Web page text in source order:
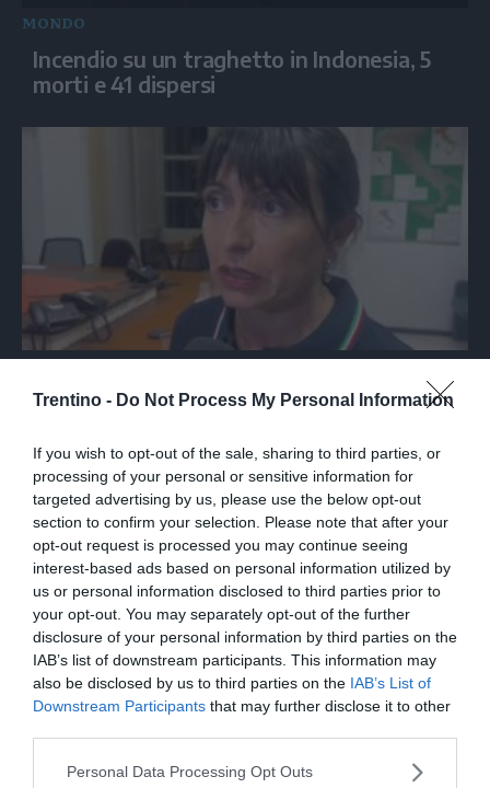
Trentino - Do Not Process My Personal Information
If you wish to opt-out of the sale, sharing to third parties, or
processing of your personal or sensitive information for
targeted advertising by us, please use the below opt-out
section to confirm your selection. Please note that after your
opt-out request is processed you may continue seeing
interest-based ads based on personal information utilized by
us or personal information disclosed to third parties prior to
your opt-out. You may separately opt-out of the further
disclosure of your personal information by third parties on the
IAB’s list of downstream participants. This information may
also be disclosed by us to third parties on the IAB’s List of
Downstream Participants that may further disclose it to other
Personal Data Processing Opt Outs
MONDO
Incendio su un traghetto in Indonesia, 5
morti e 41 dispersi
ITALIA
Proietti: "Sei morti e 34 feriti
MONDO
Trump: "Nuovi colloqui di negoziazione
con l'Iran"